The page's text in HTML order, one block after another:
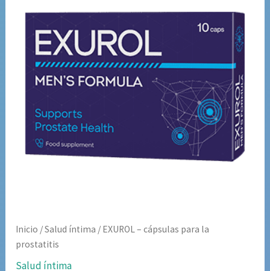
Inicio /Salud íntima / EXUROL – cápsulas para la
prostatitis
Salud íntima